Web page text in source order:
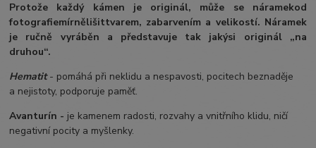
Protože každý kámen je originál, může se náramekod
fotografiemírnělišittvarem, zabarvením a velikostí. Náramek
je ručně vyráběn a představuje tak jakýsi originál „na
druhou“.
Hematit- pomáhá při neklidu a nespavosti, pocitech beznaděje
a nejistoty, podporuje paměť.
Avanturín - je kamenem radosti, rozvahy a vnitřního klidu, ničí
negativní pocity a myšlenky.